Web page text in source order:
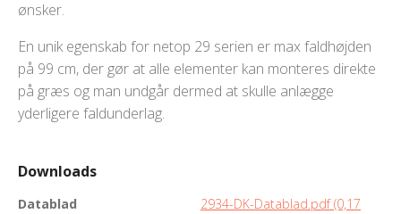
ønsker.
En unik egenskab for netop 29 serien er max faldhøjden
på 99 cm, der gør at alle elementer kan monteres direkte
på græs og man undgår dermed at skulle anlægge
yderligere faldunderlag.
Downloads
Datablad
2934-DK-Datablad.pdf (0,17